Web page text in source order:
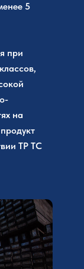
5
при
на
ТР ТС